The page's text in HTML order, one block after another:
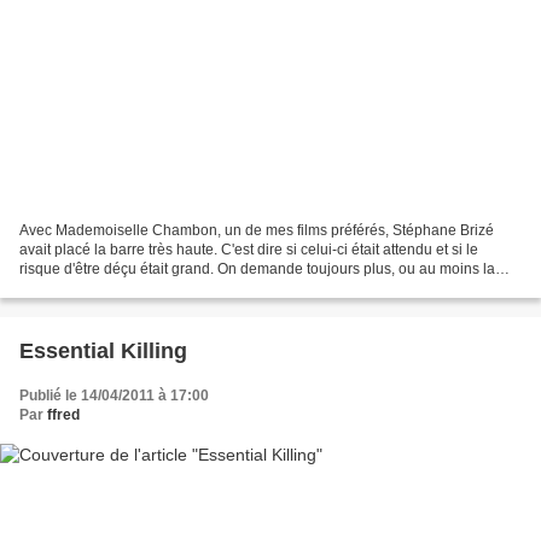
Avec Mademoiselle Chambon, un de mes films préférés, Stéphane Brizé
avait placé la barre très haute. C'est dire si celui-ci était attendu et si le
risque d'être déçu était grand. On demande toujours plus, ou au moins la
Essential Killing
Publié le 14/04/2011 à 17:00
Par ffred